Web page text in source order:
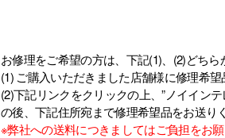
お修理をご希望の方は、下記(1)、(2)どちら
(1) ご購入いただきました店舗様に修理希
(2)下記リンクをクリックの上、”ノイイン
の後、下記住所宛まで修理希望品をお送り
※弊社への送料につきましてはご負担をお